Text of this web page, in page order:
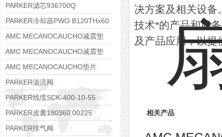
PARKER滤芯936700Q
PARKER冷却器PWO B120THx60
AMC MECANOCAUCHO减震垫
138552
AMC MECANOCAUCHO减震垫
138551
AMC MECANOCAUCHO垫片
608074
PARKER溢流阀
RE06M35W2N1KWXG087
PARKER线缆SCK-400-10-55
PARKER皮囊190360 00225
PARKER排气阀
决方案及相关设备
技术*的产品和服
及产品应用，以提
相关产品